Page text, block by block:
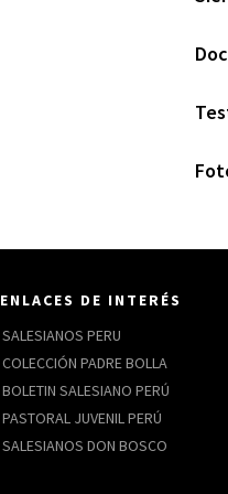
ENLACES DE INTERÉS
SALESIANOS PERU
COLECCIÓN PADRE BOLLA
BOLETIN SALESIANO PERÚ
PASTORAL JUVENIL PERÚ
SALESIANOS DON BOSCO